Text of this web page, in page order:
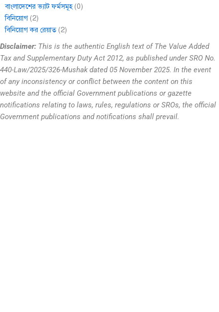
বাংলাদেশের ভ্যাট ফর্মসমূহ(0)
বিনিয়োগ(2)
বিনিয়োগ কর রেয়াত(2)
Disclaimer: This is the authentic English text of The Value Added
Tax and Supplementary Duty Act 2012, as published under SRO No.
440-Law/2025/326-Mushak dated 05 November 2025. In the event
of any inconsistency or conflict between the content on this
website and the official Government publications or gazette
notifications relating to laws, rules, regulations or SROs, the official
Government publications and notifications shall prevail.